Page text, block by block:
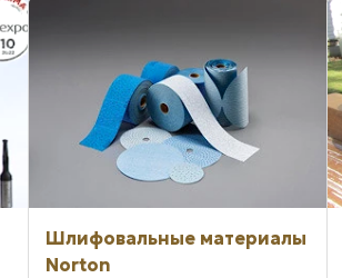
Шлифовальные материалы
Norton